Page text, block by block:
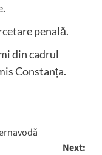
penală.
din cadrul
Constanța.
Next: